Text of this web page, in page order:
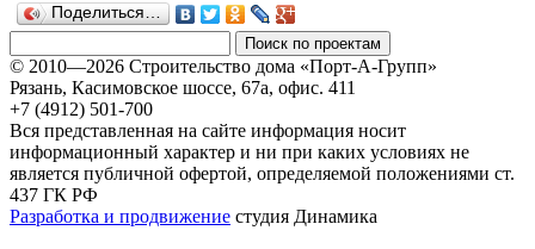
Поделиться…
© 2010—2026 Строительство дома «Порт-А-Групп»
Рязань, Касимовское шоссе, 67а, офиc. 411
+7 (4912) 501-700
Вся представленная на сайте информация носит
информационный характер и ни при каких условиях не
является публичной офертой, определяемой положениями ст.
437 ГК РФ
Разработка и продвижение студия Динамика